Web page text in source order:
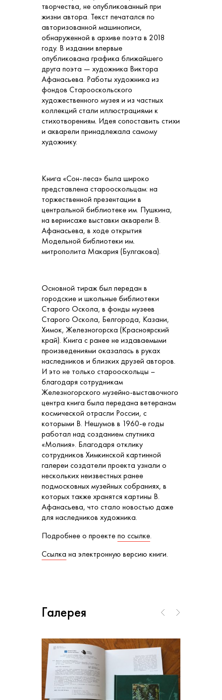
творчества, не опубликованный при
жизни автора. Текст печатался по
авторизованной машинописи,
обнаруженной в архиве поэта в 2018
году. В издании впервые
опубликована графика ближайшего
друга поэта — художника Виктора
Афанасьева. Работы художника из
фондов Старооскольского
художественного музея и из частных
коллекций стали иллюстрациями к
стихотворениям. Идея сопоставить стихи
и акварели принадлежала самому
художнику.
Книга «Сон-леса» была широко
представлена старооскольцам: на
торжественной презентации в
центральной библиотеке им. Пушкина,
на вернисаже выставки акварели В.
Афанасьева, в ходе открытия
Модельной библиотеки им.
митрополита Макария (Булгакова).
Основной тираж был передан в
городские и школьные библиотеки
Старого Оскола, в фонды музеев
Старого Оскола, Белгорода, Казани,
Химок, Железногорска (Красноярский
край). Книга с ранее не издаваемыми
произведениями оказалась в руках
наследников и близких друзей авторов.
И это не только старооскольцы –
благодаря сотрудникам
Железногорского музейно-выставочного
центра книга была передана ветеранам
космической отрасли России, с
которыми В. Нешумов в 1960-е годы
работал над созданием спутника
«Молния». Благодаря отклику
сотрудников Химкинской картинной
галереи создатели проекта узнали о
нескольких неизвестных ранее
подмосковных музейных собраниях, в
которых также хранятся картины В.
Афанасьева, что стало новостью даже
для наследников художника.
Подробнее о проектепо ссылке.
Ссылка на электронную версию книги.
Галерея